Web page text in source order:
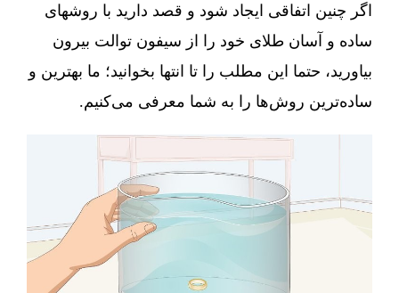
اگر چنین اتفاقی ایجاد شود و قصد دارید با روشهای
ساده و آسان طلای خود را از سیفون توالت بیرون
بیاورید، حتما این مطلب را تا انتها بخوانید؛ ما بهترین و
ساده‌ترین روش‌ها را به شما معرفی می‌کنیم.